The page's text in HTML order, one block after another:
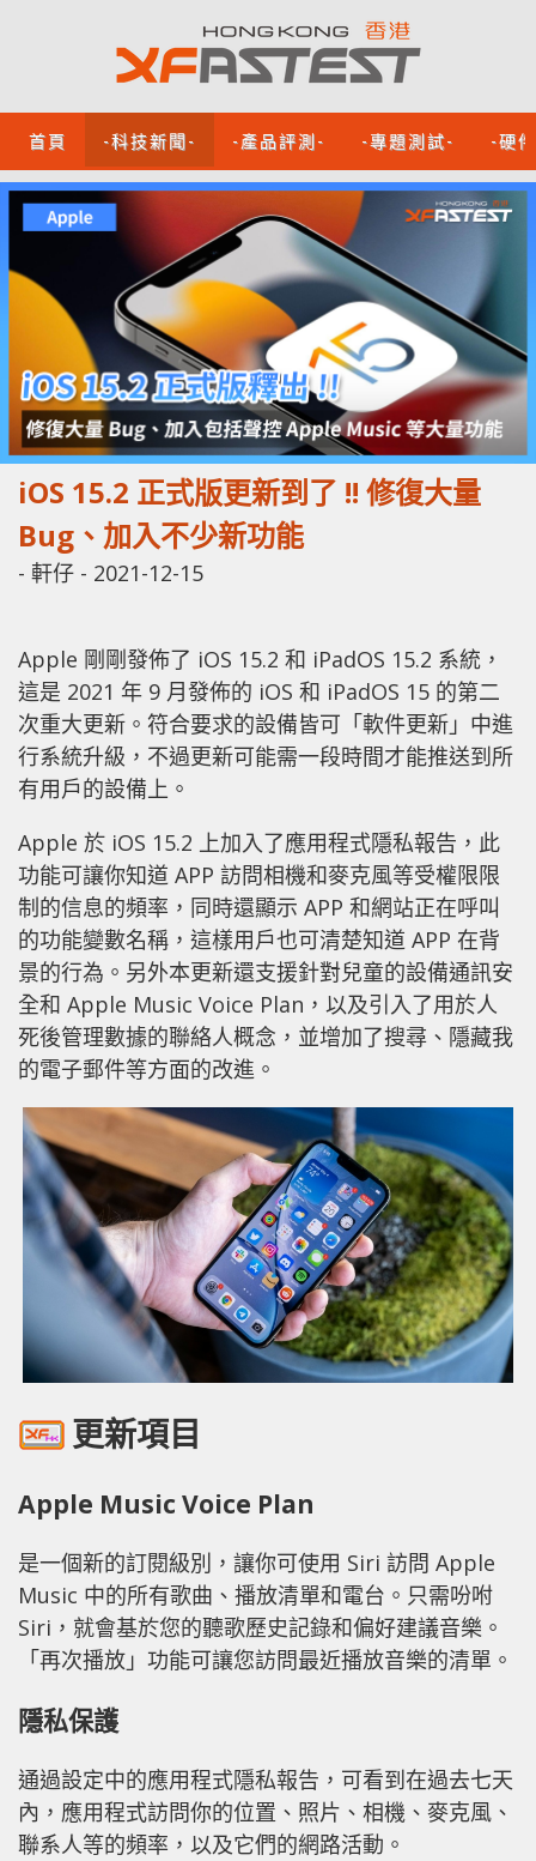
首頁 -科技新聞- -產品評測- -專題測試- -硬
iOS 15.2 正式版更新到了 !! 修復大量
Bug、加入不少新功能
- 軒仔 - 2021-12-15
Apple 剛剛發佈了 iOS 15.2 和 iPadOS 15.2 系統，
這是 2021 年 9 月發佈的 iOS 和 iPadOS 15 的第二
次重大更新。符合要求的設備皆可「軟件更新」中進
行系統升級，不過更新可能需一段時間才能推送到所
有用戶的設備上。
Apple 於 iOS 15.2 上加入了應用程式隱私報告，此
功能可讓你知道 APP 訪問相機和麥克風等受權限限
制的信息的頻率，同時還顯示 APP 和網站正在呼叫
的功能變數名稱，這樣用戶也可清楚知道 APP 在背
景的行為。另外本更新還支援針對兒童的設備通訊安
全和 Apple Music Voice Plan，以及引入了用於人
死後管理數據的聯絡人概念，並增加了搜尋、隱藏我
的電子郵件等方面的改進。
更新項目
Apple Music Voice Plan
是一個新的訂閱級別，讓你可使用 Siri 訪問 Apple
Music 中的所有歌曲、播放清單和電台。只需吩咐
Siri，就會基於您的聽歌歷史記錄和偏好建議音樂。
「再次播放」功能可讓您訪問最近播放音樂的清單。
隱私保護
通過設定中的應用程式隱私報告，可看到在過去七天
內，應用程式訪問你的位置、照片、相機、麥克風、
聯系人等的頻率，以及它們的網路活動。